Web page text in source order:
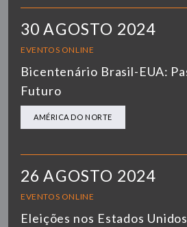
30 AGOSTO 2024
EVENTOS ONLINE
Bicentenário Brasil-EUA:
Futuro
AMÉRICA DO NORTE
26 AGOSTO 2024
EVENTOS ONLINE
Eleições nos Estados